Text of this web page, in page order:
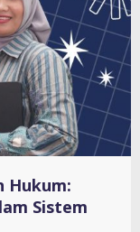
Hukum:
Sistem